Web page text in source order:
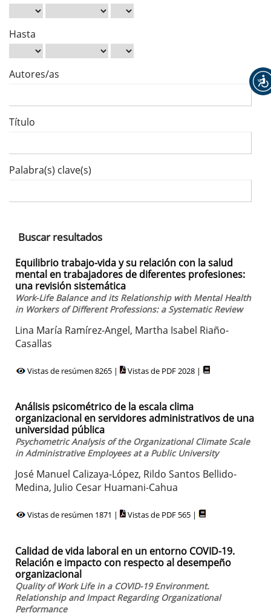
Hasta
Autores/as
Título
Palabra(s) clave(s)
Buscar resultados
Equilibrio trabajo-vida y su relación con la salud
mental en trabajadores de diferentes profesiones:
una revisión sistemática
Work-Life Balance and its Relationship with Mental Health
in Workers of Different Professions: a Systematic Review
Lina María Ramírez-Angel, Martha Isabel Riaño-
Casallas
Vistas de resúmen 8265 | Vistas de PDF 2028 |
Análisis psicométrico de la escala clima
organizacional en servidores administrativos de una
universidad pública
Psychometric Analysis of the Organizational Climate Scale
in Administrative Employees at a Public University
José Manuel Calizaya-López, Rildo Santos Bellido-
Medina, Julio Cesar Huamani-Cahua
Vistas de resúmen 1871 | Vistas de PDF 565 |
Calidad de vida laboral en un entorno COVID-19.
Relación e impacto con respecto al desempeño
organizacional
Quality of Work Life in a COVID-19 Environment.
Relationship and Impact Regarding Organizational
Performance